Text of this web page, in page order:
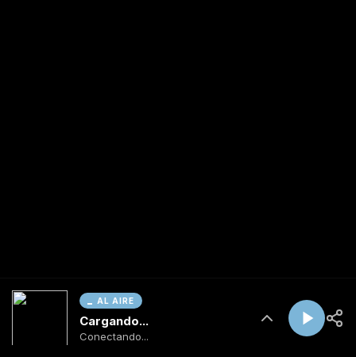
AL AIRE
Cargando...
Conectando...